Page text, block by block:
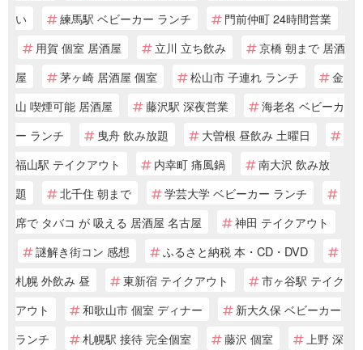
い
練馬駅 ベビーカー ランチ
門前仲町 24時間営業
用賀 個室 居酒屋
立川 立ち飲み
京橋 朝まで 居酒
屋
茅ヶ崎 居酒屋 個室 松山市 子連れ ランチ
金
山 喫煙可能 居酒屋
藤沢駅 深夜営業
海老名 ベビーカ
ー ランチ
曳舟 飲み放題
大曽根 昼飲み 土曜日
福山駅 テイクアウト
内幸町 痛風鍋
南大沢 飲み放
題
北千住 朝まで
学芸大学 ベビーカー ランチ
席で タバコ が 吸える 居酒屋 名古屋
神田 テイクアウト
謎解き街コン 感想
ふるさと納税 本・CD・DVD
札幌 外飲み 昼
東新宿 テイクアウト
市ヶ谷駅 テイク
アウト
和歌山市 個室 ディナー
新大久保 ベビーカー
ランチ
札幌駅 接待 完全個室 藤沢 個室 上野 深